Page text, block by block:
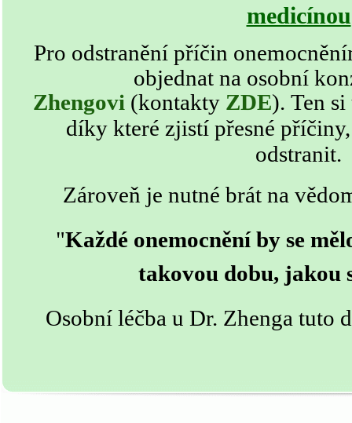
medicínou
Pro odstranění příčin
objednat na osobní
Zhengovi (kontakty ZDE). Ten
díky které zjistí přesné
odstranit.
Zároveň je nutné brát na
"Každé onemocnění by se
takovou dobu, jakou
Osobní léčba u Dr. Zhenga tuto